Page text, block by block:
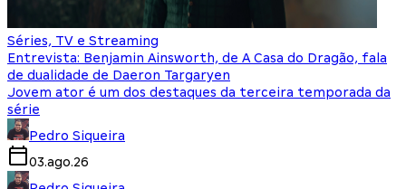
Séries, TV e Streaming
Entrevista: Benjamin Ainsworth, de A Casa do Dragão, fala
de dualidade de Daeron Targaryen
Jovem ator é um dos destaques da terceira temporada da
série
Pedro Siqueira
03.ago.26